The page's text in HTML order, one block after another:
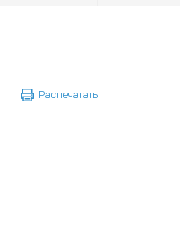
Распечатать